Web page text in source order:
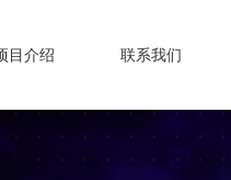
目介绍 联系我们